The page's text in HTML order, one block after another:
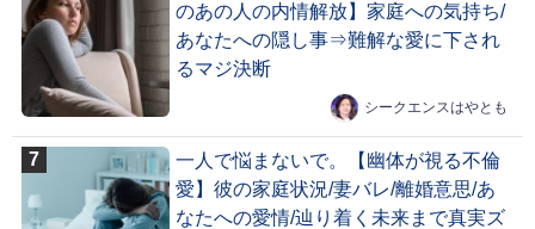
のあの人の内情解放】家庭への気持ち/
あなたへの隠し事⇒難解な愛に下され
るマジ決断
シークエンスはやとも
一人で悩まないで。【幽体が視る不倫
愛】彼の家庭状況/妻バレ/離婚意思/あ
なたへの愛情/辿り着く未来まで真実ズ